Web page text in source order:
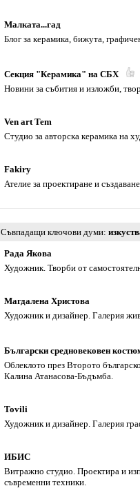
Малката...гад
Блог за керамика, бижута,
Секция "Керамика" на СБХ
Новини за събития и изложби,
Ven art Tem
Студио за авторска керамика на
Fakiry
Ателие за проектиране и
Съвпадащи ключови думи
Рада Якова
Художник. Творби от
Магдалена Христова
Художник и дизайнер. Галерия
Български средновековен
Облеклото през Второто
Калина Атанасова-Бъдъмба.
Tovili
Художник и дизайнер. Галерия
ИБИС
Витражно студио. Проектира и
съвременни техники.